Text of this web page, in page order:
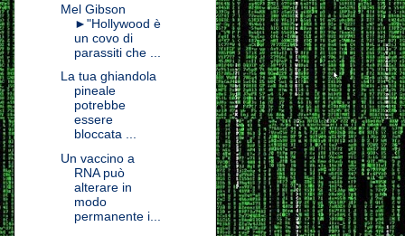
Mel Gibson
►"Hollywood è
un covo di
parassiti che ...
La tua ghiandola
pineale
potrebbe
essere
bloccata ...
Un vaccino a
RNA può
alterare in
modo
permanente i...